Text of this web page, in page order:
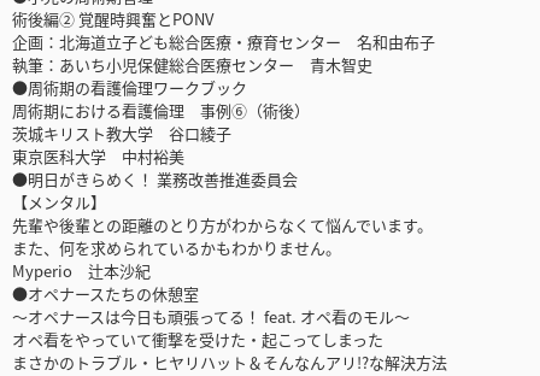
術後編② 覚醒時興奮とPONV
企画：北海道立子ども総合医療・療育センター 名和由布子
執筆：あいち小児保健総合医療センター 青木智史
●周術期の看護倫理ワークブック
周術期における看護倫理 事例⑥（術後）
茨城キリスト教大学 谷口綾子
東京医科大学 中村裕美
●明日がきらめく！ 業務改善推進委員会
【メンタル】
先輩や後輩との距離のとり方がわからなくて悩んでいます。
また、何を求められているかもわかりません。
Myperio 辻本沙紀
●オペナースたちの休憩室
～オペナースは今日も頑張ってる！ feat. オペ看のモル～
オペ看をやっていて衝撃を受けた・起こってしまった
まさかのトラブル・ヒヤリハット＆そんなんアリ!?な解決方法